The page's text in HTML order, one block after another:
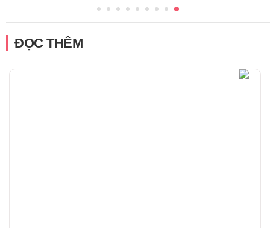
ĐỌC THÊM